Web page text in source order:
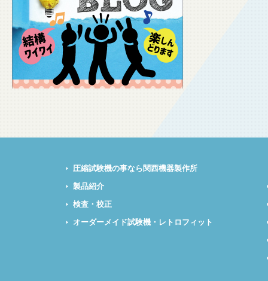
圧縮試験機の事なら関西機器製作所
製品紹介
検査・校正
オーダーメイド試験機・レトロフィット